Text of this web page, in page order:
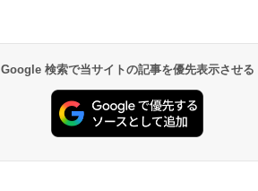
Google 検索で当サイトの記事を優先表示させる